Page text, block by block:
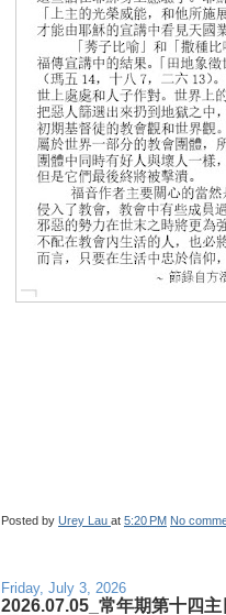
Posted by Urey Lau at 5:20 PM No
Friday, July 3, 2026
2026.07.05_常年期第十四